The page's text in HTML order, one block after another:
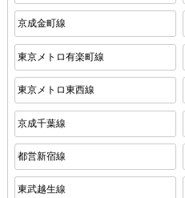
京成金町線
東京メトロ有楽町線
東京メトロ東西線
京成千葉線
都営新宿線
東武越生線